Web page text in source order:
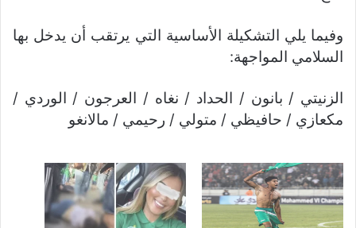
وفيما يلي التشكيلة الأساسية التي يرتقب أن يدخل بها
السلامي المواجهة:
الزنيتي / بانون / الحداد / نغاه / العرجون / الوردي /
مكعازي / حافيظي / متولي / رحيمي / مالانغو